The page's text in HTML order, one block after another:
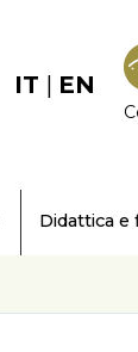
IT | EN
Didattica e